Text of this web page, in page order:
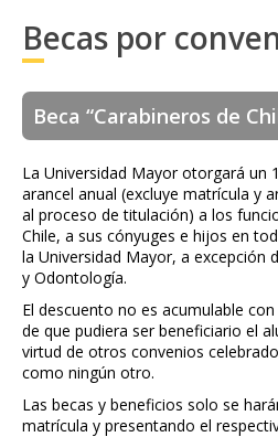
Becas por
Beca “Carabineros de
La Universidad Mayor otorgará un
arancel anual (excluye matrícula y
al proceso de titulación) a los
Chile, a sus cónyuges e hijos en
la Universidad Mayor, a excepción
y Odontología.
El descuento no es acumulable
de que pudiera ser beneficiario el
virtud de otros convenios
como ningún otro.
Las becas y beneficios solo se
matrícula y presentando el